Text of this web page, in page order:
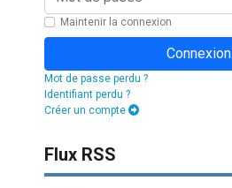
Maintenir la connexion
Connexion
Mot de passe perdu ?
Identifiant perdu ?
Créer un compte
Flux RSS